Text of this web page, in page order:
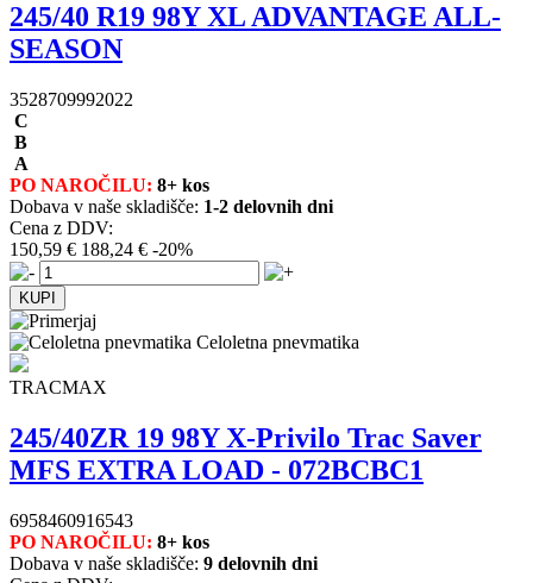
245/40 R19 98Y XL ADVANTAGE ALL-
SEASON
3528709992022
C
B
A
PO NAROČILU: 8+ kos
Dobava v naše skladišče: 1-2 delovnih dni
Cena z DDV:
150,59 € 188,24 € -20%
Celoletna pnevmatika
TRACMAX
245/40ZR 19 98Y X-Privilo Trac Saver
MFS EXTRA LOAD - 072BCBC1
6958460916543
PO NAROČILU: 8+ kos
Dobava v naše skladišče: 9 delovnih dni